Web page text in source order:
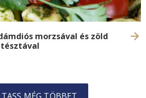
morzsával és zöld
MÉG TÖBBET